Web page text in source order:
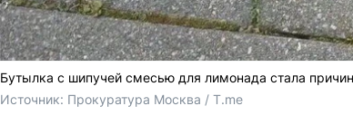
Бутылка с шипучей смесью для лимонада стала
Источник: Прокуратура Москва / T.me